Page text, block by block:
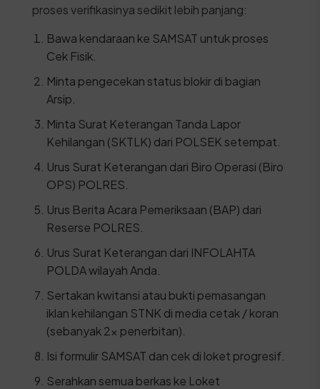
proses verifikasinya sedikit lebih panjang:
Bawa kendaraan ke SAMSAT untuk proses
Cek Fisik.
Minta pengecekan status blokir di bagian
Arsip.
Minta Surat Keterangan Tanda Lapor
Kehilangan (SKTLK) dari POLSEK setempat.
Urus Surat Keterangan dari Biro Operasi (Biro
OPS) POLRES.
Urus Berita Acara Pemeriksaan (BAP) dari
Reserse POLRES.
Urus Surat Keterangan dari INFOLAHTA
POLDA wilayah Anda.
Sertakan kwitansi atau bukti pemasangan
iklan kehilangan STNK di media cetak / koran
(sebanyak 2x penerbitan).
Isi formulir SAMSAT dan cek di loket progresif.
Serahkan semua berkas ke Loket